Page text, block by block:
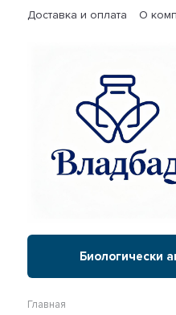
Доставка и оплата О
Биологически
Главная